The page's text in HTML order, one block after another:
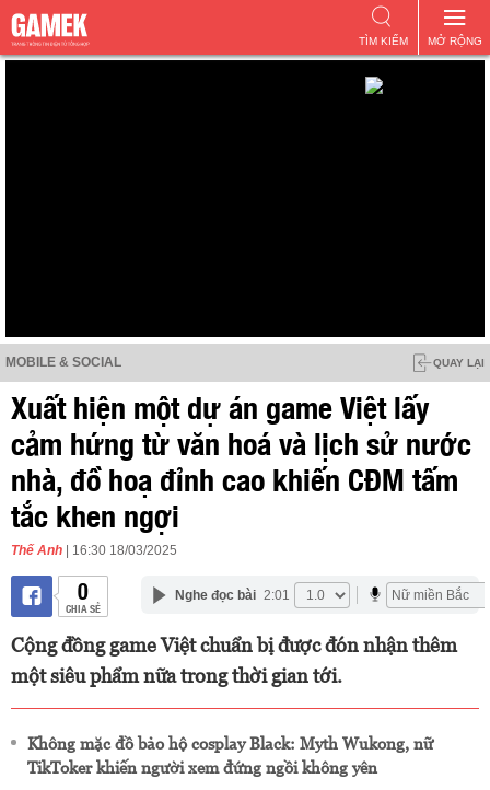
MỞ RỘNG
TÌM KIẾM
MOBILE & SOCIAL QUAY LẠI
Xuất hiện một dự án game Việt lấy
cảm hứng từ văn hoá và lịch sử nước
nhà, đồ hoạ đỉnh cao khiến CĐM tấm
tắc khen ngợi
Thế Anh | 16:30 18/03/2025
0
CHIA SẺ
Nghe đọc bài 2:01
Cộng đồng game Việt chuẩn bị được đón nhận thêm
một siêu phẩm nữa trong thời gian tới.
Không mặc đồ bảo hộ cosplay Black: Myth Wukong, nữ
TikToker khiến người xem đứng ngồi không yên